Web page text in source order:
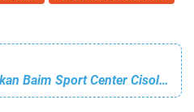
Bupati Asep Japar Resmikan Baim Sport Center Cisolok